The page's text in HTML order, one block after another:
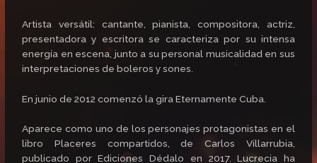
Artista versátil: cantante, pianista, compositora, actriz,
presentadora y escritora se caracteriza por su intensa
energía en escena, junto a su personal musicalidad en sus
interpretaciones de boleros y sones.
En junio de 2012 comenzó la gira Eternamente Cuba.
Aparece como uno de los personajes protagonistas en el
libro Placeres compartidos, de Carlos Villarrubia,
publicado por Ediciones Dédalo en 2017. Lucrecia ha